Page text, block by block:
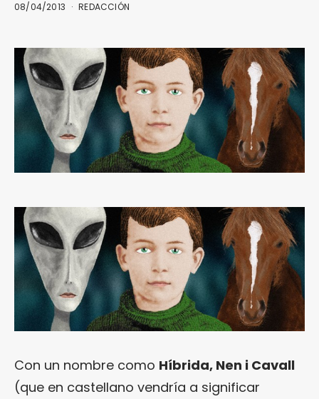
08/04/2013 REDACCIÓN
Con un nombre como Híbrida, Nen i Cavall
(que en castellano vendría a significar